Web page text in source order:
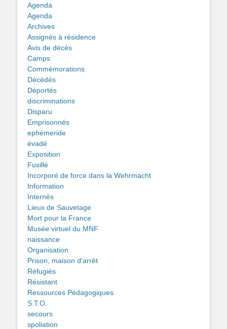
Agenda
Agenda
Archives
Assignés à résidence
Avis de décès
Camps
Commémorations
Décédés
Déportés
discriminations
Disparu
Emprisonnés
ephémeride
évadé
Exposition
Fusillé
Incorporé de force dans la Wehrmacht
Information
Internés
Lieux de Sauvetage
Mort pour la France
Musée virtuel du MNF
naissance
Organisation
Prison, maison d'arrêt
Réfugiés
Résistant
Ressources Pédagogiques
S.T.O.
secours
spoliation